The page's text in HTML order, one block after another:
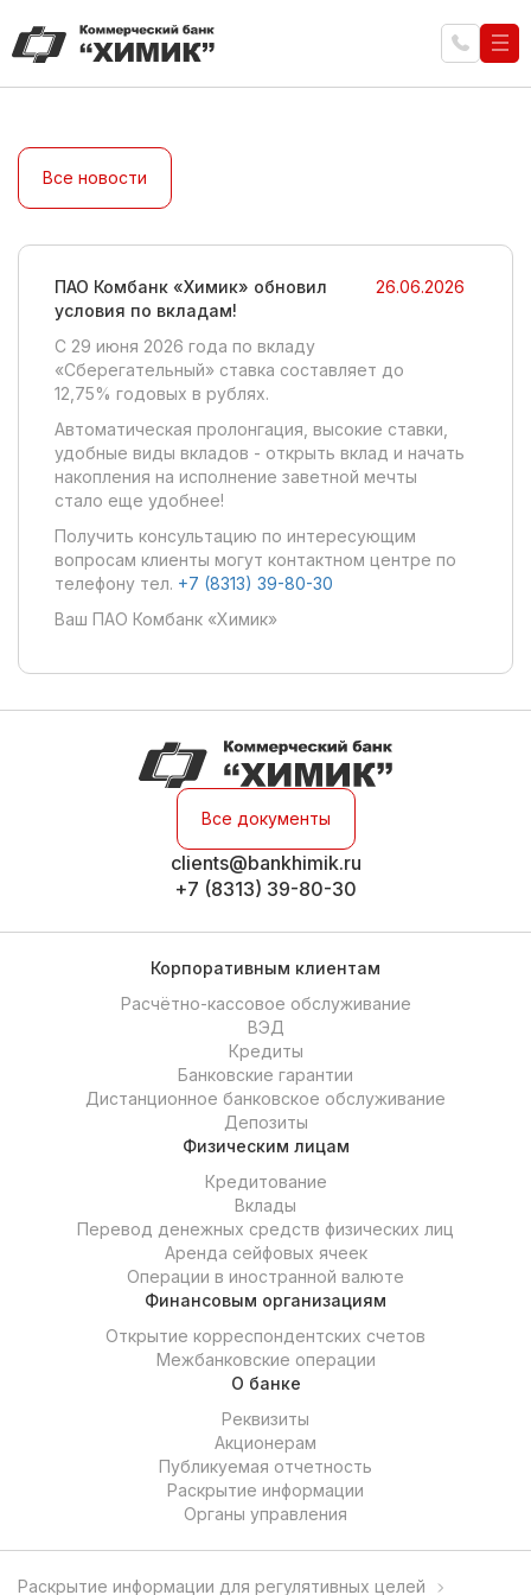
Все новости
ПАО Комбанк «Химик» обновил
условия по вкладам!
26.06.2026
C 29 июня 2026 года по вкладу
«Сберегательный» ставка составляет до
12,75% годовых в рублях.
Автоматическая пролонгация, высокие ставки,
удобные виды вкладов - открыть вклад и начать
накопления на исполнение заветной мечты
стало еще удобнее!
Получить консультацию по интересующим
вопросам клиенты могут контактном центре по
телефону тел. +7 (8313) 39-80-30
Ваш ПАО Комбанк «Химик»
Все документы
clients@bankhimik.ru
+7 (8313) 39-80-30
Корпоративным клиентам
Расчётно-кассовое обслуживание
ВЭД
Кредиты
Банковские гарантии
Дистанционное банковское обслуживание
Депозиты
Физическим лицам
Кредитование
Вклады
Перевод денежных средств физических лиц
Аренда сейфовых ячеек
Операции в иностранной валюте
Финансовым организациям
Открытие корреспондентских счетов
Межбанковские операции
О банке
Реквизиты
Акционерам
Публикуемая отчетность
Раскрытие информации
Органы управления
Раскрытие информации для регулятивных целей